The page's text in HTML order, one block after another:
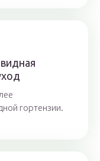
гортензии.